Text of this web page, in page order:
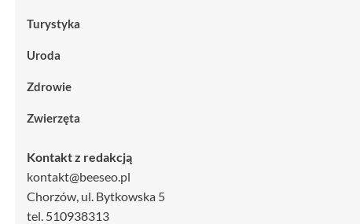
Turystyka
Uroda
Zdrowie
Zwierzęta
Kontakt z redakcją
kontakt@beeseo.pl
Chorzów, ul. Bytkowska 5
tel. 510938313